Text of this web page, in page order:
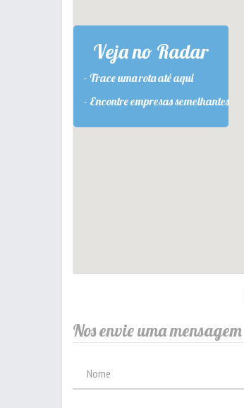
Veja no Radar
- Trace uma rota até aqui
- Encontre empresas semelhantes
Nos envie uma mensagem